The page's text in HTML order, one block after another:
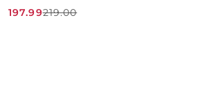
Cena
197.99
Cena
219.00